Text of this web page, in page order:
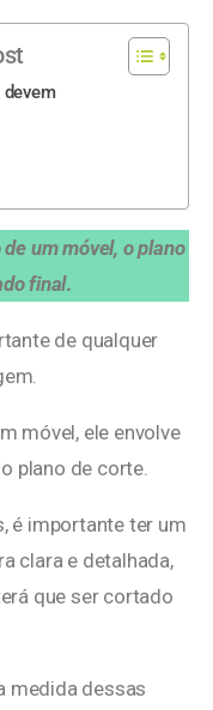
um móvel, o plano
final.
de qualquer
móvel, ele envolve
plano de corte.
é importante ter um
clara e detalhada,
que ser cortado
medida dessas